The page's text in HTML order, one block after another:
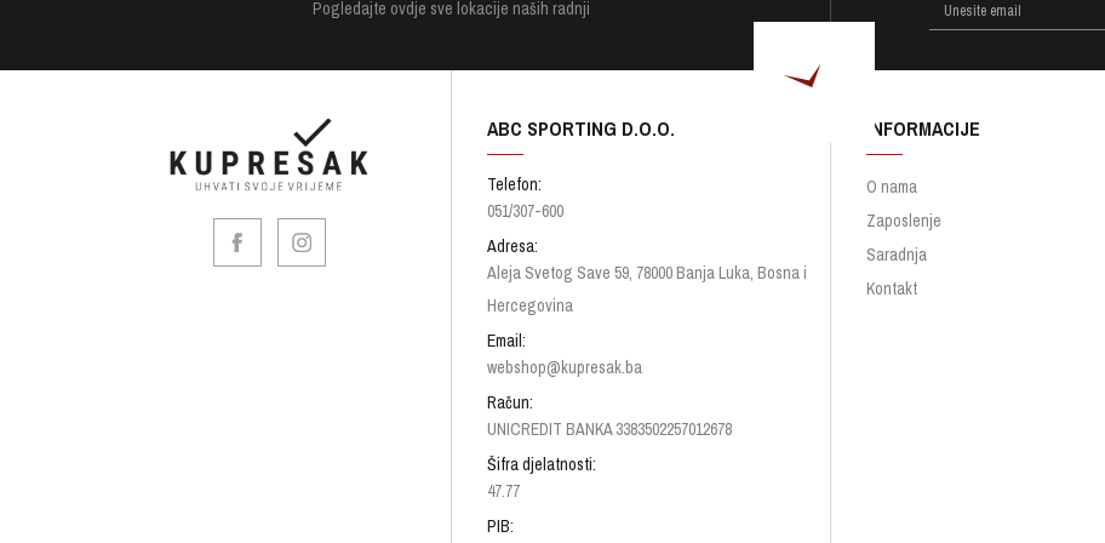
Pogledajte ovdje sve lokacije naših radnji
ABC SPORTING D.O.O.
Telefon:
051/307-600
Adresa:
Aleja Svetog Save 59, 78000 Banja Luka, Bosna i
Hercegovina
Email:
webshop@kupresak.ba
Račun:
UNICREDIT BANKA 3383502257012678
Šifra djelatnosti:
47.77
PIB:
INFORMACIJE
O nama
Zaposlenje
Saradnja
Kontakt